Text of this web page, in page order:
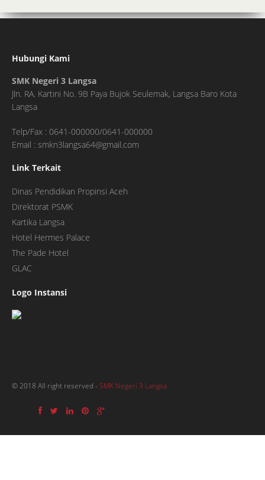
Hubungi Kami
SMK Negeri 3 Langsa
Jln. RA. Kartini No. 9B Paya Bujok Seulemak, Langsa Baro Kota
Langsa
Telp/Fax : 0641-000000/0641-000000
Email : smkn3langsa64@gmail.com
Link Terkait
Dinas Pendidikan Propinsi Aceh
Direktorat PSMK
Kartika Langsa
Hotel Hermes Palace
The Pade Hotel
GLAC
Logo Instansi
© 2018 All right reserved - SMK Negeri 3 Langsa